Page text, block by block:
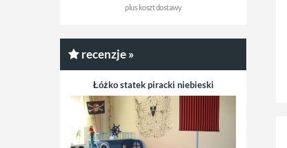
pluskoszt dostawy
recenzje »
Łóżko statek piracki niebieski